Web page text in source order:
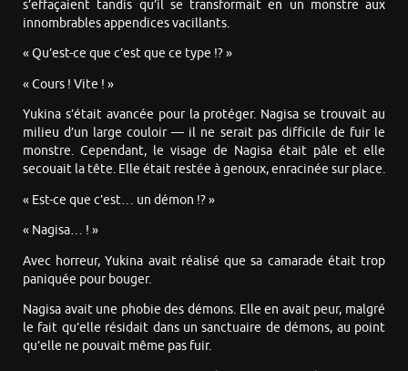
s’effaçaient tandis qu’il se transformait en un monstre aux
innombrables appendices vacillants.
« Qu’est-ce que c’est que ce type !? »
« Cours ! Vite ! »
Yukina s’était avancée pour la protéger. Nagisa se trouvait au
milieu d’un large couloir — il ne serait pas difficile de fuir le
monstre. Cependant, le visage de Nagisa était pâle et elle
secouait la tête. Elle était restée à genoux, enracinée sur place.
« Est-ce que c’est… un démon !? »
« Nagisa… ! »
Avec horreur, Yukina avait réalisé que sa camarade était trop
paniquée pour bouger.
Nagisa avait une phobie des démons. Elle en avait peur, malgré
le fait qu’elle résidait dans un sanctuaire de démons, au point
qu’elle ne pouvait même pas fuir.